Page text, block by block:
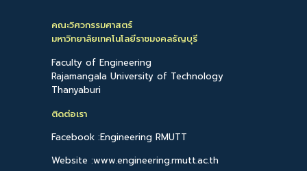
คณะวิศวกรรมศาสตร์
มหาวิทยาลัยเทคโนโลยีราชมงคลธัญบุรี
Faculty of Engineering
Rajamangala University of Technology
Thanyaburi
ติดต่อเรา
Facebook :Engineering RMUTT
Website :www.engineering.rmutt.ac.th